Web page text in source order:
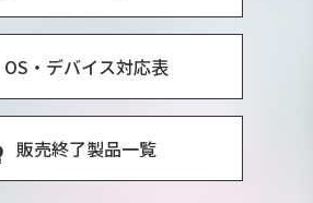
OS・デバイス対応表
販売終了製品一覧